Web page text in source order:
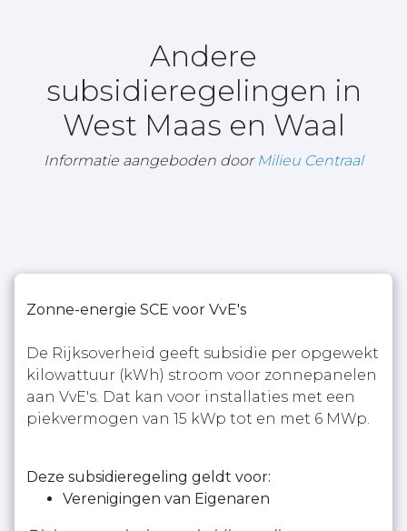
Andere
subsidieregelingen in
West Maas en Waal
Informatie aangeboden door Milieu Centraal
Zonne-energie SCE voor VvE's
De Rijksoverheid geeft subsidie per opgewekt
kilowattuur (kWh) stroom voor zonnepanelen
aan VvE's. Dat kan voor installaties met een
piekvermogen van 15 kWp tot en met 6 MWp.
Deze subsidieregeling geldt voor:
Verenigingen van Eigenaren